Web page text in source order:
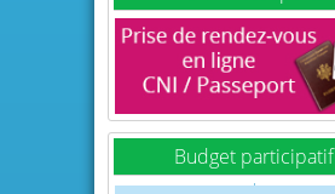
Budget participatif